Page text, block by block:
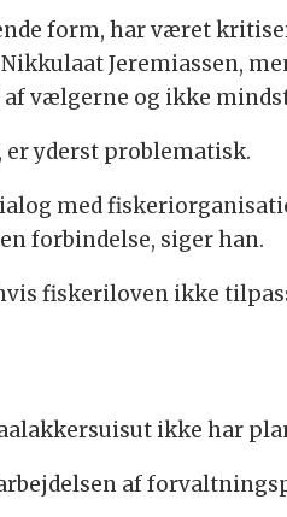
form, har været
Jeremiassen,
vælgerne og ikke
yderst problematisk.
med
forbindelse, siger han.
fiskeriloven ikke
ikke har
af